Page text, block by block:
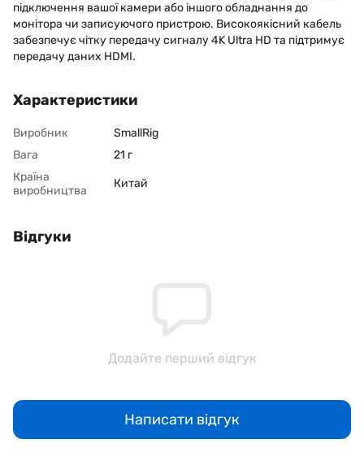
підключення вашої камери або іншого обладнання до
монітора чи записуючого пристрою. Високоякісний кабель
забезпечує чітку передачу сигналу 4K Ultra HD та підтримує
передачу даних HDMI.
Характеристики
Виробник
SmallRig
Вага
21 г
Країна
виробництва
Китай
Відгуки
Додайте перший відгук
Написати відгук